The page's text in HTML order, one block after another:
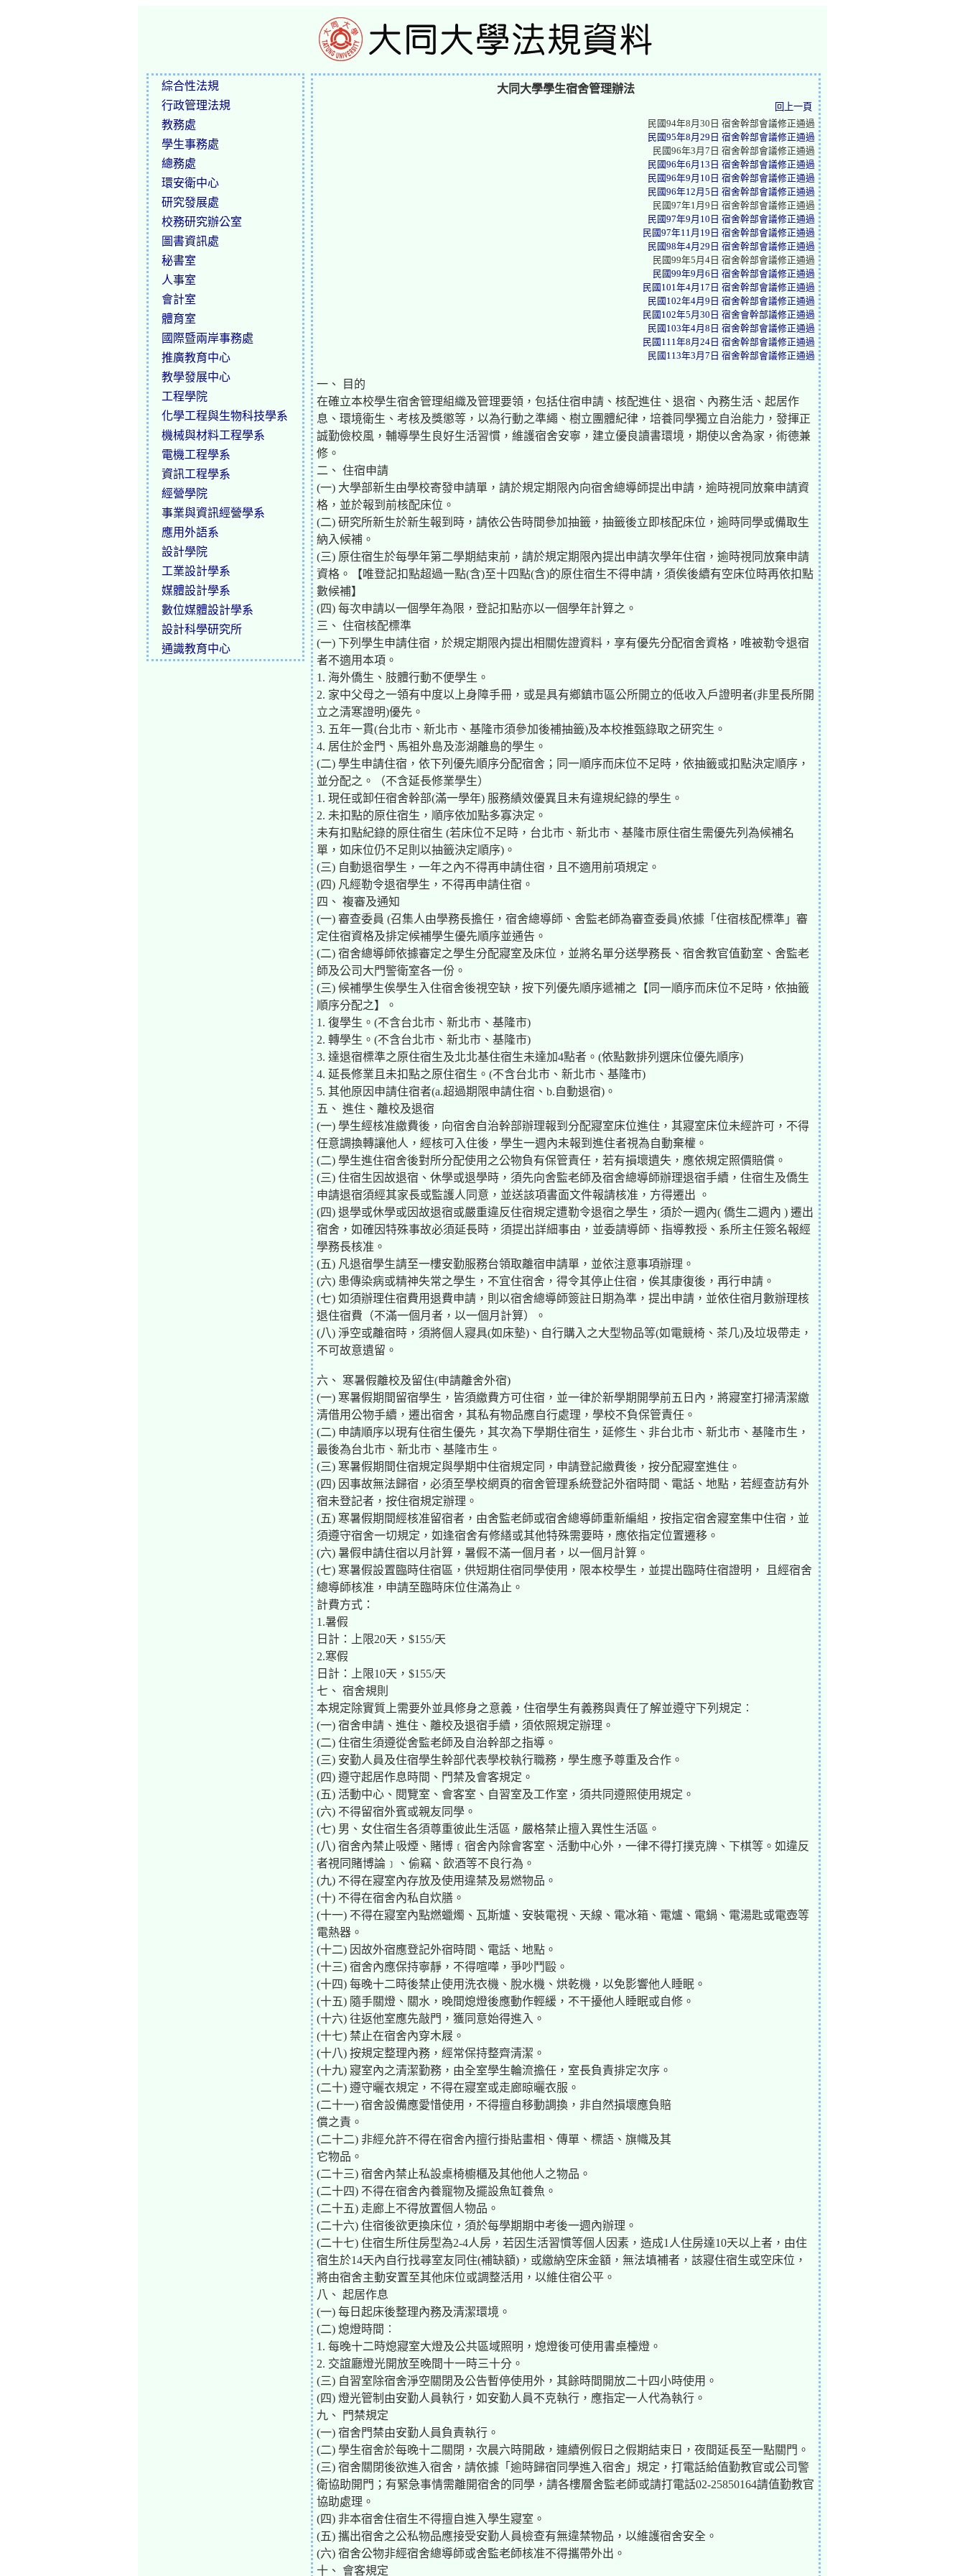
綜合性法規
行政管理法規
教務處
學生事務處
總務處
環安衛中心
研究發展處
校務研究辦公室
圖書資訊處
秘書室
人事室
會計室
體育室
國際暨兩岸事務處
推廣教育中心
教學發展中心
工程學院
化學工程與生物科技學系
機械與材料工程學系
電機工程學系
資訊工程學系
經營學院
事業與資訊經營學系
應用外語系
設計學院
工業設計學系
媒體設計學系
數位媒體設計學系
設計科學研究所
通識教育中心
大同大學學生宿舍管理辦法
回上一頁
民國94年8月30日 宿舍幹部會議修正通過
民國95年8月29日 宿舍幹部會議修正通過
民國96年3月7日 宿舍幹部會議修正通過
民國96年6月13日 宿舍幹部會議修正通過
民國96年9月10日 宿舍幹部會議修正通過
民國96年12月5日 宿舍幹部會議修正通過
民國97年1月9日 宿舍幹部會議修正通過
民國97年9月10日 宿舍幹部會議修正通過
民國97年11月19日 宿舍幹部會議修正通過
民國98年4月29日 宿舍幹部會議修正通過
民國99年5月4日 宿舍幹部會議修正通過
民國99年9月6日 宿舍幹部會議修正通過
民國101年4月17日 宿舍幹部會議修正通過
民國102年4月9日 宿舍幹部會議修正通過
民國102年5月30日 宿舍會幹部議修正通過
民國103年4月8日 宿舍幹部會議修正通過
民國111年8月24日 宿舍幹部會議修正通過
民國113年3月7日 宿舍幹部會議修正通過
一、 目的
在確立本校學生宿舍管理組織及管理要領，包括住宿申請、核配進住、退宿、內務生活、起居作
息、環境衛生、考核及獎懲等，以為行動之準繩、樹立團體紀律，培養同學獨立自治能力，發揮正
誠勤儉校風，輔導學生良好生活習慣，維護宿舍安寧，建立優良讀書環境，期使以舍為家，術德兼
修。
二、 住宿申請
(一) 大學部新生由學校寄發申請單，請於規定期限內向宿舍總導師提出申請，逾時視同放棄申請資
格，並於報到前核配床位。
(二) 研究所新生於新生報到時，請依公告時間參加抽籤，抽籤後立即核配床位，逾時同學或備取生
納入候補。
(三) 原住宿生於每學年第二學期結束前，請於規定期限內提出申請次學年住宿，逾時視同放棄申請
資格。【唯登記扣點超過一點(含)至十四點(含)的原住宿生不得申請，須俟後續有空床位時再依扣點
數候補】
(四) 每次申請以一個學年為限，登記扣點亦以一個學年計算之。
三、 住宿核配標準
(一) 下列學生申請住宿，於規定期限內提出相關佐證資料，享有優先分配宿舍資格，唯被勒令退宿
者不適用本項。
1. 海外僑生、肢體行動不便學生。
2. 家中父母之一領有中度以上身障手冊，或是具有鄉鎮市區公所開立的低收入戶證明者(非里長所開
立之清寒證明)優先。
3. 五年一貫(台北市、新北市、基隆市須參加後補抽籤)及本校推甄錄取之研究生。
4. 居住於金門、馬祖外島及澎湖離島的學生。
(二) 學生申請住宿，依下列優先順序分配宿舍；同一順序而床位不足時，依抽籤或扣點決定順序，
並分配之。（不含延長修業學生）
1. 現任或卸任宿舍幹部(滿一學年) 服務績效優異且未有違規紀錄的學生。
2. 未扣點的原住宿生，順序依加點多寡決定。
未有扣點紀錄的原住宿生 (若床位不足時，台北市、新北市、基隆市原住宿生需優先列為候補名
單，如床位仍不足則以抽籤決定順序)。
(三) 自動退宿學生，一年之內不得再申請住宿，且不適用前項規定。
(四) 凡經勒令退宿學生，不得再申請住宿。
四、 複審及通知
(一) 審查委員 (召集人由學務長擔任，宿舍總導師、舍監老師為審查委員)依據「住宿核配標準」審
定住宿資格及排定候補學生優先順序並通告。
(二) 宿舍總導師依據審定之學生分配寢室及床位，並將名單分送學務長、宿舍教官值勤室、舍監老
師及公司大門警衛室各一份。
(三) 候補學生俟學生入住宿舍後視空缺，按下列優先順序遞補之【同一順序而床位不足時，依抽籤
順序分配之】。
1. 復學生。(不含台北市、新北市、基隆市)
2. 轉學生。(不含台北市、新北市、基隆市)
3. 達退宿標準之原住宿生及北北基住宿生未達加4點者。(依點數排列選床位優先順序)
4. 延長修業且未扣點之原住宿生。(不含台北市、新北市、基隆市)
5. 其他原因申請住宿者(a.超過期限申請住宿、b.自動退宿)。
五、 進住、離校及退宿
(一) 學生經核准繳費後，向宿舍自治幹部辦理報到分配寢室床位進住，其寢室床位未經許可，不得
任意調換轉讓他人，經核可入住後，學生一週內未報到進住者視為自動棄權。
(二) 學生進住宿舍後對所分配使用之公物負有保管責任，若有損壞遺失，應依規定照價賠償。
(三) 住宿生因故退宿、休學或退學時，須先向舍監老師及宿舍總導師辦理退宿手續，住宿生及僑生
申請退宿須經其家長或監護人同意，並送該項書面文件報請核准，方得遷出 。
(四) 退學或休學或因故退宿或嚴重違反住宿規定遭勒令退宿之學生，須於一週內( 僑生二週內 ) 遷出
宿舍，如確因特殊事故必須延長時，須提出詳細事由，並委請導師、指導教授、系所主任簽名報經
學務長核准。
(五) 凡退宿學生請至一樓安勤服務台領取離宿申請單，並依注意事項辦理。
(六) 患傳染病或精神失常之學生，不宜住宿舍，得令其停止住宿，俟其康復後，再行申請。
(七) 如須辦理住宿費用退費申請，則以宿舍總導師簽註日期為準，提出申請，並依住宿月數辦理核
退住宿費（不滿一個月者，以一個月計算）。
(八) 淨空或離宿時，須將個人寢具(如床墊)、自行購入之大型物品等(如電競椅、茶几)及垃圾帶走，
不可故意遺留。
六、 寒暑假離校及留住(申請離舍外宿)
(一) 寒暑假期間留宿學生，皆須繳費方可住宿，並一律於新學期開學前五日內，將寢室打掃清潔繳
清借用公物手續，遷出宿舍，其私有物品應自行處理，學校不負保管責任。
(二) 申請順序以現有住宿生優先，其次為下學期住宿生，延修生、非台北市、新北市、基隆市生，
最後為台北市、新北市、基隆市生。
(三) 寒暑假期間住宿規定與學期中住宿規定同，申請登記繳費後，按分配寢室進住。
(四) 因事故無法歸宿，必須至學校網頁的宿舍管理系統登記外宿時間、電話、地點，若經查訪有外
宿未登記者，按住宿規定辦理。
(五) 寒暑假期間經核准留宿者，由舍監老師或宿舍總導師重新編組，按指定宿舍寢室集中住宿，並
須遵守宿舍一切規定，如逢宿舍有修繕或其他特殊需要時，應依指定位置遷移。
(六) 暑假申請住宿以月計算，暑假不滿一個月者，以一個月計算。
(七) 寒暑假設置臨時住宿區，供短期住宿同學使用，限本校學生，並提出臨時住宿證明， 且經宿舍
總導師核准，申請至臨時床位住滿為止。
計費方式：
1.暑假
日計：上限20天，$155/天
2.寒假
日計：上限10天，$155/天
七、 宿舍規則
本規定除實質上需要外並具修身之意義，住宿學生有義務與責任了解並遵守下列規定︰
(一) 宿舍申請、進住、離校及退宿手續，須依照規定辦理。
(二) 住宿生須遵從舍監老師及自治幹部之指導。
(三) 安勤人員及住宿學生幹部代表學校執行職務，學生應予尊重及合作。
(四) 遵守起居作息時間、門禁及會客規定。
(五) 活動中心、閱覽室、會客室、自習室及工作室，須共同遵照使用規定。
(六) 不得留宿外賓或親友同學。
(七) 男、女住宿生各須尊重彼此生活區，嚴格禁止擅入異性生活區。
(八) 宿舍內禁止吸煙、賭博﹝宿舍內除會客室、活動中心外，一律不得打撲克牌、下棋等。如違反
者視同賭博論﹞、偷竊、飲酒等不良行為。
(九) 不得在寢室內存放及使用違禁及易燃物品。
(十) 不得在宿舍內私自炊膳。
(十一) 不得在寢室內點燃蠟燭、瓦斯爐、安裝電視、天線、電冰箱、電爐、電鍋、電湯匙或電壺等
電熱器。
(十二) 因故外宿應登記外宿時間、電話、地點。
(十三) 宿舍內應保持寧靜，不得喧嘩，爭吵鬥毆。
(十四) 每晚十二時後禁止使用洗衣機、脫水機、烘乾機，以免影響他人睡眠。
(十五) 隨手關燈、關水，晚間熄燈後應動作輕緩，不干擾他人睡眠或自修。
(十六) 往返他室應先敲門，獲同意始得進入。
(十七) 禁止在宿舍內穿木屐。
(十八) 按規定整理內務，經常保持整齊清潔。
(十九) 寢室內之清潔勤務，由全室學生輪流擔任，室長負責排定次序。
(二十) 遵守曬衣規定，不得在寢室或走廊晾曬衣服。
(二十一) 宿舍設備應愛惜使用，不得擅自移動調換，非自然損壞應負賠
償之責。
(二十二) 非經允許不得在宿舍內擅行掛貼畫相、傳單、標語、旗幟及其
它物品。
(二十三) 宿舍內禁止私設桌椅櫥櫃及其他他人之物品。
(二十四) 不得在宿舍內養寵物及擺設魚缸養魚。
(二十五) 走廊上不得放置個人物品。
(二十六) 住宿後欲更換床位，須於每學期期中考後一週內辦理。
(二十七) 住宿生所住房型為2-4人房，若因生活習慣等個人因素，造成1人住房達10天以上者，由住
宿生於14天內自行找尋室友同住(補缺額)，或繳納空床金額，無法填補者，該寢住宿生或空床位，
將由宿舍主動安置至其他床位或調整活用，以維住宿公平。
八、 起居作息
(一) 每日起床後整理內務及清潔環境。
(二) 熄燈時間︰
1. 每晚十二時熄寢室大燈及公共區域照明，熄燈後可使用書桌檯燈。
2. 交誼廳燈光開放至晚間十一時三十分。
(三) 自習室除宿舍淨空關閉及公告暫停使用外，其餘時間開放二十四小時使用。
(四) 燈光管制由安勤人員執行，如安勤人員不克執行，應指定一人代為執行。
九、 門禁規定
(一) 宿舍門禁由安勤人員負責執行。
(二) 學生宿舍於每晚十二關閉，次晨六時開啟，連續例假日之假期結束日，夜間延長至一點關門。
(三) 宿舍關閉後欲進入宿舍，請依據「逾時歸宿同學進入宿舍」規定，打電話給值勤教官或公司警
衛協助開門；有緊急事情需離開宿舍的同學，請各樓層舍監老師或請打電話02-25850164請值勤教官
協助處理。
(四) 非本宿舍住宿生不得擅自進入學生寢室。
(五) 攜出宿舍之公私物品應接受安勤人員檢查有無違禁物品，以維護宿舍安全。
(六) 宿舍公物非經宿舍總導師或舍監老師核准不得攜帶外出。
十、 會客規定